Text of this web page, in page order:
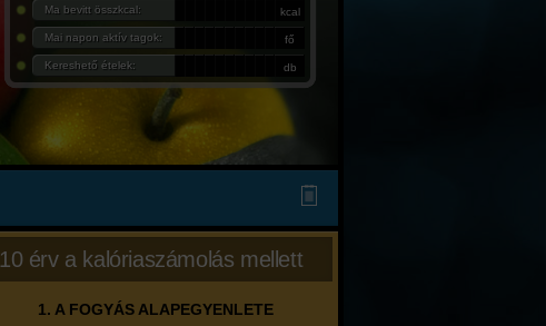
Ma bevitt összkcal: kcal
Mai napon aktív tagok: fő
Kereshető ételek: db
10 érv a kalóriaszámolás mellett
1. A FOGYÁS ALAPEGYENLETE